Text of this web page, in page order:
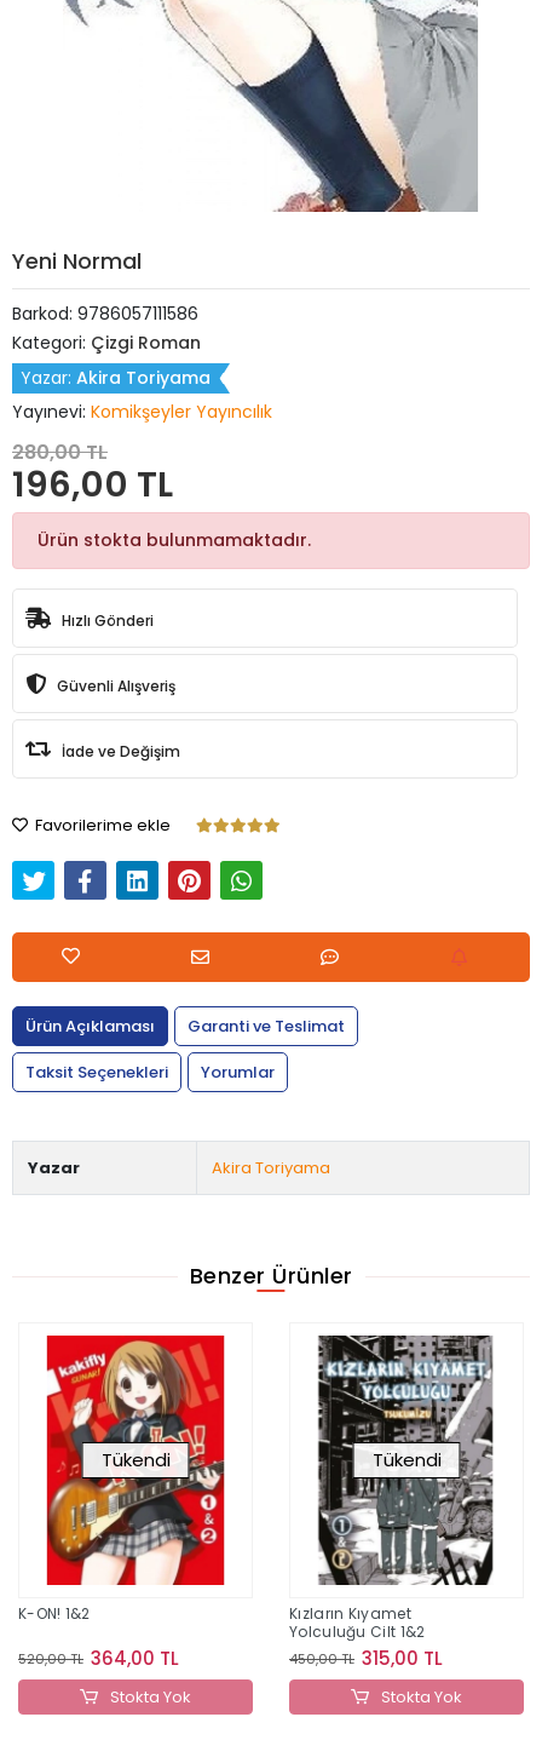
Yeni Normal
Barkod: 9786057111586
Kategori: Çizgi Roman
Yazar: Akira Toriyama
Yayınevi: Komikşeyler Yayıncılık
280,00 TL
196,00 TL
Ürün stokta bulunmamaktadır.
Hızlı Gönderi
Güvenli Alışveriş
İade ve Değişim
Favorilerime ekle
Ürün Açıklaması
Garanti ve Teslimat
Taksit Seçenekleri
Yorumlar
Yazar Akira Toriyama
Benzer Ürünler
Tükendi
K-ON! 1&2
520,00 TL 364,00 TL
Stokta Yok
Tükendi
Kızların Kıyamet
Yolculuğu Cilt 1&2
450,00 TL 315,00 TL
Stokta Yok